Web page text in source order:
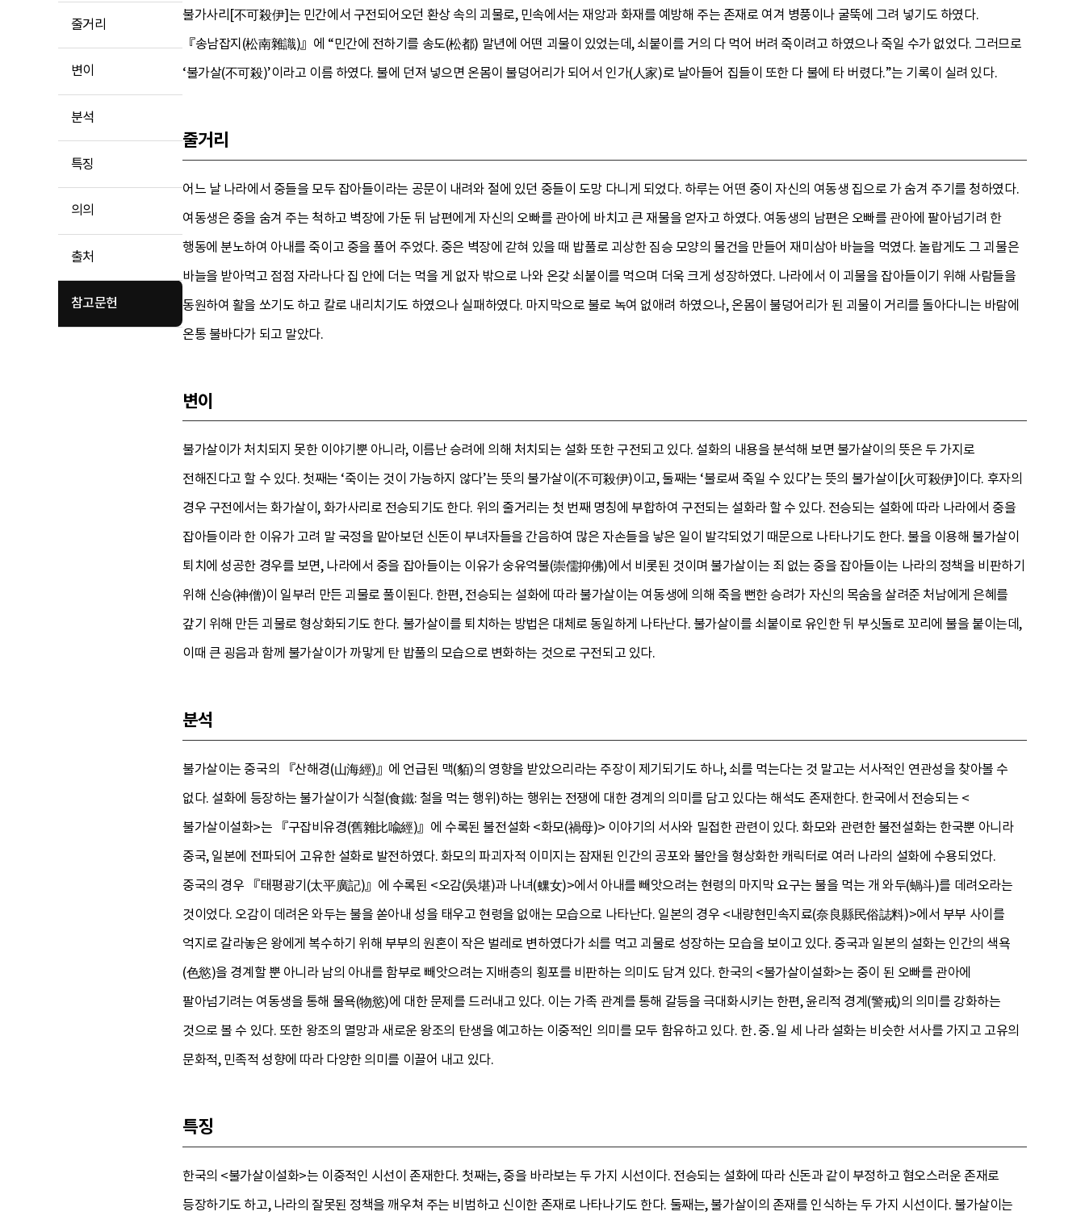
줄거리
변이
분석
특징
의의
출처
참고문헌
불가사리[不可殺伊]는 민간에서 구전되어오던 환상 속의 괴물로, 민속에서는 재앙과 화재를 예방해 주는 존재로 여겨 병풍이나 굴뚝에 그려 넣기도 하였다.
『송남잡지(松南雜識)』에 “민간에 전하기를 송도(松都) 말년에 어떤 괴물이 있었는데, 쇠붙이를 거의 다 먹어 버려 죽이려고 하였으나 죽일 수가 없었다. 그러므로
‘불가살(不可殺)’이라고 이름 하였다. 불에 던져 넣으면 온몸이 불덩어리가 되어서 인가(人家)로 날아들어 집들이 또한 다 불에 타 버렸다.”는 기록이 실려 있다.
줄거리
어느 날 나라에서 중들을 모두 잡아들이라는 공문이 내려와 절에 있던 중들이 도망 다니게 되었다. 하루는 어떤 중이 자신의 여동생 집으로 가 숨겨 주기를 청하였다.
여동생은 중을 숨겨 주는 척하고 벽장에 가둔 뒤 남편에게 자신의 오빠를 관아에 바치고 큰 재물을 얻자고 하였다. 여동생의 남편은 오빠를 관아에 팔아넘기려 한
행동에 분노하여 아내를 죽이고 중을 풀어 주었다. 중은 벽장에 갇혀 있을 때 밥풀로 괴상한 짐승 모양의 물건을 만들어 재미삼아 바늘을 먹였다. 놀랍게도 그 괴물은
바늘을 받아먹고 점점 자라나다 집 안에 더는 먹을 게 없자 밖으로 나와 온갖 쇠붙이를 먹으며 더욱 크게 성장하였다. 나라에서 이 괴물을 잡아들이기 위해 사람들을
동원하여 활을 쏘기도 하고 칼로 내리치기도 하였으나 실패하였다. 마지막으로 불로 녹여 없애려 하였으나, 온몸이 불덩어리가 된 괴물이 거리를 돌아다니는 바람에
온통 불바다가 되고 말았다.
변이
불가살이가 처치되지 못한 이야기뿐 아니라, 이름난 승려에 의해 처치되는 설화 또한 구전되고 있다. 설화의 내용을 분석해 보면 불가살이의 뜻은 두 가지로
전해진다고 할 수 있다. 첫째는 ‘죽이는 것이 가능하지 않다’는 뜻의 불가살이(不可殺伊)이고, 둘째는 ‘불로써 죽일 수 있다’는 뜻의 불가살이[火可殺伊]이다. 후자의
경우 구전에서는 화가살이, 화가사리로 전승되기도 한다. 위의 줄거리는 첫 번째 명칭에 부합하여 구전되는 설화라 할 수 있다. 전승되는 설화에 따라 나라에서 중을
잡아들이라 한 이유가 고려 말 국정을 맡아보던 신돈이 부녀자들을 간음하여 많은 자손들을 낳은 일이 발각되었기 때문으로 나타나기도 한다. 불을 이용해 불가살이
퇴치에 성공한 경우를 보면, 나라에서 중을 잡아들이는 이유가 숭유억불(崇儒抑佛)에서 비롯된 것이며 불가살이는 죄 없는 중을 잡아들이는 나라의 정책을 비판하기
위해 신승(神僧)이 일부러 만든 괴물로 풀이된다. 한편, 전승되는 설화에 따라 불가살이는 여동생에 의해 죽을 뻔한 승려가 자신의 목숨을 살려준 처남에게 은혜를
갚기 위해 만든 괴물로 형상화되기도 한다. 불가살이를 퇴치하는 방법은 대체로 동일하게 나타난다. 불가살이를 쇠붙이로 유인한 뒤 부싯돌로 꼬리에 불을 붙이는데,
이때 큰 굉음과 함께 불가살이가 까맣게 탄 밥풀의 모습으로 변화하는 것으로 구전되고 있다.
분석
불가살이는 중국의 『산해경(山海經)』에 언급된 맥(貊)의 영향을 받았으리라는 주장이 제기되기도 하나, 쇠를 먹는다는 것 말고는 서사적인 연관성을 찾아볼 수
없다. 설화에 등장하는 불가살이가 식철(食鐵: 철을 먹는 행위)하는 행위는 전쟁에 대한 경계의 의미를 담고 있다는 해석도 존재한다. 한국에서 전승되는 <
불가살이설화>는 『구잡비유경(舊雜比喩經)』에 수록된 불전설화 <화모(禍母)> 이야기의 서사와 밀접한 관련이 있다. 화모와 관련한 불전설화는 한국뿐 아니라
중국, 일본에 전파되어 고유한 설화로 발전하였다. 화모의 파괴자적 이미지는 잠재된 인간의 공포와 불안을 형상화한 캐릭터로 여러 나라의 설화에 수용되었다.
중국의 경우 『태평광기(太平廣記)』에 수록된 <오감(吳堪)과 나녀(螺女)>에서 아내를 빼앗으려는 현령의 마지막 요구는 불을 먹는 개 와두(蝸斗)를 데려오라는
것이었다. 오감이 데려온 와두는 불을 쏟아내 성을 태우고 현령을 없애는 모습으로 나타난다. 일본의 경우 <내량현민속지료(奈良縣民俗誌料)>에서 부부 사이를
억지로 갈라놓은 왕에게 복수하기 위해 부부의 원혼이 작은 벌레로 변하였다가 쇠를 먹고 괴물로 성장하는 모습을 보이고 있다. 중국과 일본의 설화는 인간의 색욕
(色慾)을 경계할 뿐 아니라 남의 아내를 함부로 빼앗으려는 지배층의 횡포를 비판하는 의미도 담겨 있다. 한국의 <불가살이설화>는 중이 된 오빠를 관아에
팔아넘기려는 여동생을 통해 물욕(物慾)에 대한 문제를 드러내고 있다. 이는 가족 관계를 통해 갈등을 극대화시키는 한편, 윤리적 경계(警戒)의 의미를 강화하는
것으로 볼 수 있다. 또한 왕조의 멸망과 새로운 왕조의 탄생을 예고하는 이중적인 의미를 모두 함유하고 있다. 한․중․일 세 나라 설화는 비슷한 서사를 가지고 고유의
문화적, 민족적 성향에 따라 다양한 의미를 이끌어 내고 있다.
특징
한국의 <불가살이설화>는 이중적인 시선이 존재한다. 첫째는, 중을 바라보는 두 가지 시선이다. 전승되는 설화에 따라 신돈과 같이 부정하고 혐오스러운 존재로
등장하기도 하고, 나라의 잘못된 정책을 깨우쳐 주는 비범하고 신이한 존재로 나타나기도 한다. 둘째는, 불가살이의 존재를 인식하는 두 가지 시선이다. 불가살이는